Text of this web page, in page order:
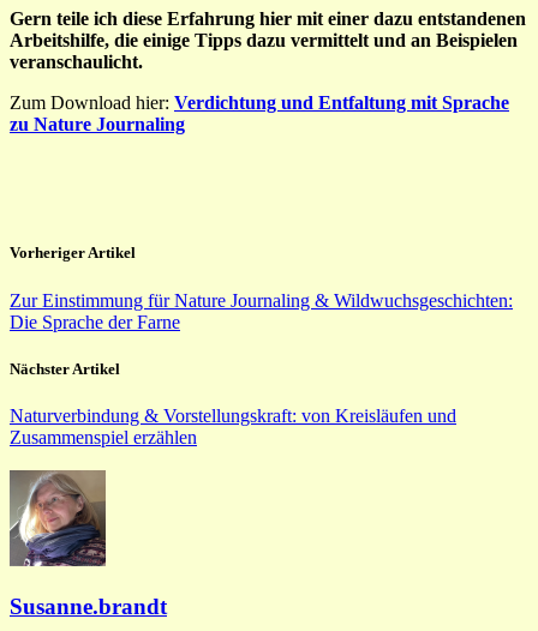
Gern teile ich diese Erfahrung hier mit einer dazu entstandenen
Arbeitshilfe, die einige Tipps dazu vermittelt und an Beispielen
veranschaulicht.
Zum Download hier: Verdichtung und Entfaltung mit Sprache
zu Nature Journaling
Vorheriger Artikel
Zur Einstimmung für Nature Journaling & Wildwuchsgeschichten:
Die Sprache der Farne
Nächster Artikel
Naturverbindung & Vorstellungskraft: von Kreisläufen und
Zusammenspiel erzählen
Susanne.brandt